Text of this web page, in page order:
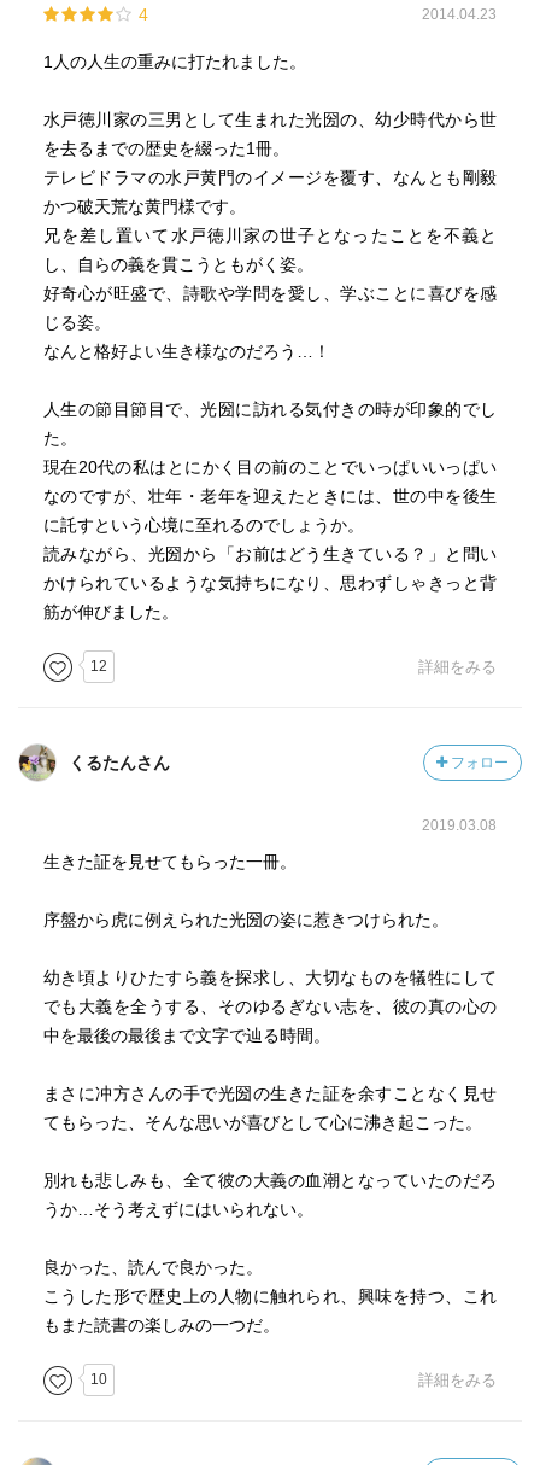
4 2014.04.23
1人の人生の重みに打たれました。
水戸徳川家の三男として生まれた光圀の、幼少時代から世
を去るまでの歴史を綴った1冊。
テレビドラマの水戸黄門のイメージを覆す、なんとも剛毅
かつ破天荒な黄門様です。
兄を差し置いて水戸徳川家の世子となったことを不義と
し、自らの義を貫こうともがく姿。
好奇心が旺盛で、詩歌や学問を愛し、学ぶことに喜びを感
じる姿。
なんと格好よい生き様なのだろう…！
人生の節目節目で、光圀に訪れる気付きの時が印象的でし
た。
現在20代の私はとにかく目の前のことでいっぱいいっぱい
なのですが、壮年・老年を迎えたときには、世の中を後生
に託すという心境に至れるのでしょうか。
読みながら、光圀から「お前はどう生きている？」と問い
かけられているような気持ちになり、思わずしゃきっと背
筋が伸びました。
12 詳細をみる
くるたんさん フォロー
2019.03.08
生きた証を見せてもらった一冊。
序盤から虎に例えられた光圀の姿に惹きつけられた。
幼き頃よりひたすら義を探求し、大切なものを犠牲にして
でも大義を全うする、そのゆるぎない志を、彼の真の心の
中を最後の最後まで文字で辿る時間。
まさに冲方さんの手で光圀の生きた証を余すことなく見せ
てもらった、そんな思いが喜びとして心に沸き起こった。
別れも悲しみも、全て彼の大義の血潮となっていたのだろ
うか…そう考えずにはいられない。
良かった、読んで良かった。
こうした形で歴史上の人物に触れられ、興味を持つ、これ
もまた読書の楽しみの一つだ。
10 詳細をみる